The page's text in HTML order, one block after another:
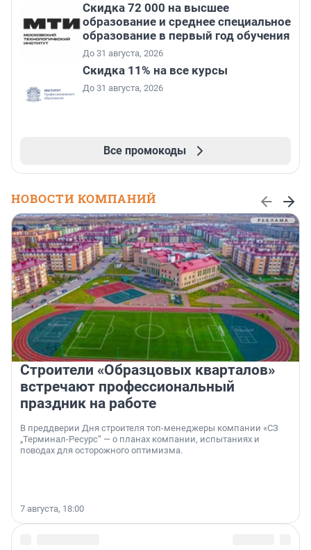
Скидка 72 000 на высшее
образование и среднее специальное
образование в первый год обучения
До 31 августа, 2026
Скидка 11% на все курсы
До 31 августа, 2026
Все промокоды
НОВОСТИ КОМПАНИЙ
Строители «Образцовых кварталов»
встречают профессиональный
праздник на работе
В преддверии Дня строителя топ-менеджеры компании «СЗ
„Терминал-Ресурс“ — о планах компании, испытаниях и
поводах для осторожного оптимизма.
7 августа, 18:00